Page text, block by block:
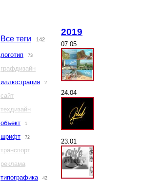
Все теги 142
логотип 73
графдизайн
иллюстрация
2
сайт
техдизайн
объект
1
шрифт 72
транспорт
реклама
типографика
42
2019
07.05
24.04
23.01